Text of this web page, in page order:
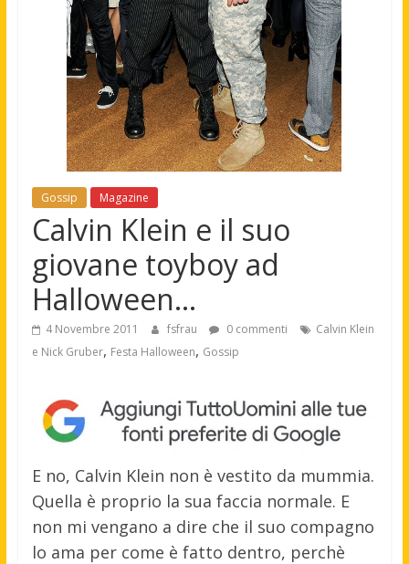
Gossip Magazine
Calvin Klein e il suo
giovane toyboy ad
Halloween…
4 Novembre 2011 fsfrau 0 commenti
Calvin Klein
e Nick Gruber, Festa Halloween, Gossip
E no, Calvin Klein non è vestito da mummia.
Quella è proprio la sua faccia normale. E
non mi vengano a dire che il suo compagno
lo ama per come è fatto dentro, perchè